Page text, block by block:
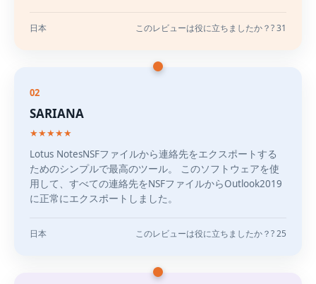
日本 このレビューは役に立ちましたか？? 31
02
SARIANA
★★★★★
Lotus NotesNSFファイルから連絡先をエクスポートする
ためのシンプルで最高のツール。 このソフトウェアを使
用して、すべての連絡先をNSFファイルからOutlook2019
に正常にエクスポートしました。
日本 このレビューは役に立ちましたか？? 25